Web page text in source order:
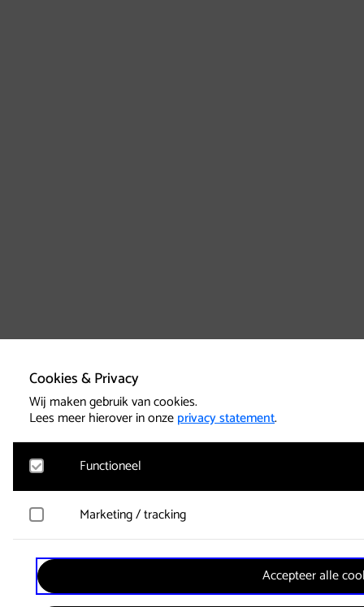
Cookies & Privacy
Wij maken gebruik van cookies.
Lees meer hierover in onzeprivacy statement.
Functioneel
Noodzakelijk
geplaatst. Hierbij worden geen persoonsgegevens verzameld.
Google Analytics
Marketing / tracking
YouTube
Registreert klikgedrag, bekeken video’s en aangepaste
gebruikersgedrag wordt gebruikt voor advertenties.
Accepteer alle